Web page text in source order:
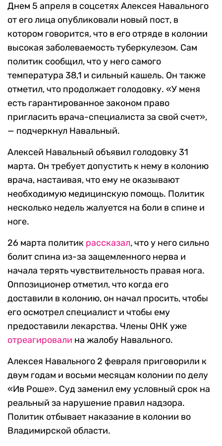
Днем 5 апреля в соцсетях Алексея Навального
от его лица опубликовали новый пост, в
котором говорится, что в его отряде в колонии
высокая заболеваемость туберкулезом. Сам
политик сообщил, что у него самого
температура 38,1 и сильный кашель. Он также
отметил, что продолжает голодовку. «У меня
есть гарантированное законом право
пригласить врача-специалиста за свой счет»,
— подчеркнул Навальный.
Алексей Навальный объявил голодовку 31
марта. Он требует допустить к нему в колонию
врача, настаивая, что ему не оказывают
необходимую медицинскую помощь. Политик
несколько недель жалуется на боли в спине и
ноге.
26 марта политик рассказал, что у него сильно
болит спина из-за защемленного нерва и
начала терять чувствительность правая нога.
Оппозиционер отметил, что когда его
доставили в колонию, он начал просить, чтобы
его осмотрел специалист и чтобы ему
предоставили лекарства. Члены ОНК уже
отреагировали на жалобу Навального.
Алексея Навального 2 февраля приговорили к
двум годам и восьми месяцам колонии по делу
«Ив Роше». Суд заменил ему условный срок на
реальный за нарушение правил надзора.
Политик отбывает наказание в колонии во
Владимирской области.